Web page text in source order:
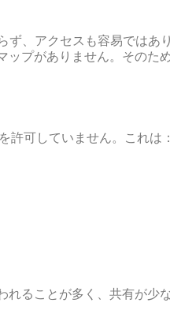
ず、アクセスも容易ではあ
ップがありません。そのた
許可していません。これは
れることが多く、共有が少